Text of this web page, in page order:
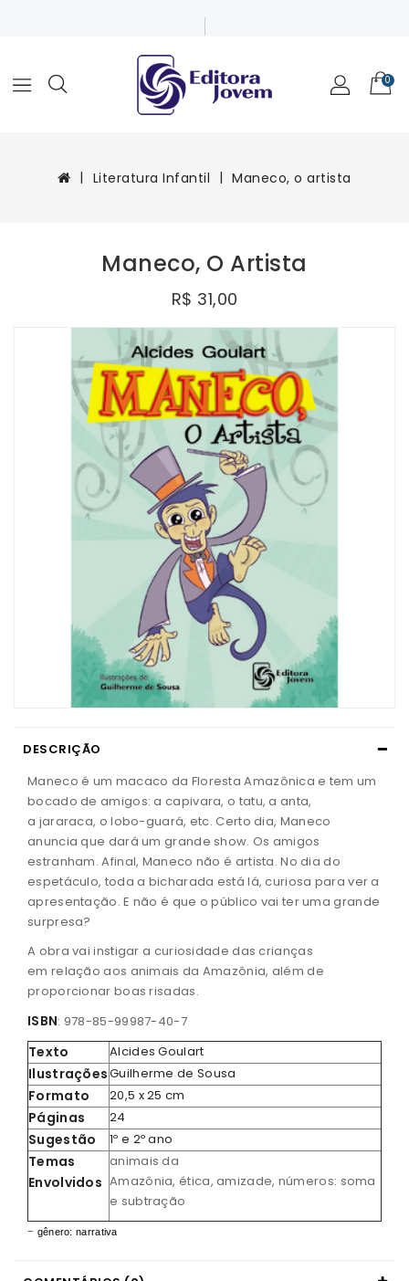
0
Literatura Infantil Maneco, o artista
Maneco, O Artista
R$ 31,00
DESCRIÇÃO
Maneco é um macaco da Floresta Amazônica e tem um
bocado de amigos: a capivara, o tatu, a anta,
a jararaca, o lobo-guará, etc. Certo dia, Maneco
anuncia que dará um grande show. Os amigos
estranham. Afinal, Maneco não é artista. No dia do
espetáculo, toda a bicharada está lá, curiosa para ver a
apresentação. E não é que o público vai ter uma grande
surpresa?
A obra vai instigar a curiosidade das crianças
em relação aos animais da Amazônia, além de
proporcionar boas risadas.
ISBN: 978-85-99987-40-7
Texto Alcides Goulart
IlustraçõesGuilherme de Sousa
Formato 20,5 x 25 cm
Páginas 24
Sugestão 1º e 2º ano
Temas
Envolvidos
animais da
Amazônia, ética, amizade, números: soma
e subtração
- gênero: narrativa